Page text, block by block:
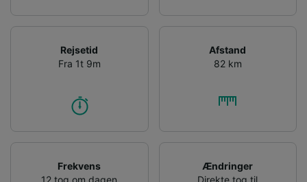
Rejsetid
Fra 1t 9m
Afstand
82 km
Frekvens
Ændringer